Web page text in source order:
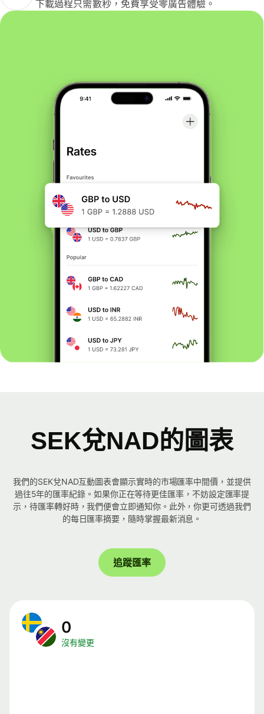
下載過程只需數秒，免費享受零廣告體驗。
SEK兌NAD的圖表
我們的SEK兌NAD互動圖表會顯示實時的市場匯率中間價，並提供
過往5年的匯率紀錄。如果你正在等待更佳匯率，不妨設定匯率提
示，待匯率轉好時，我們便會立即通知你。此外，你更可透過我們
的每日匯率摘要，隨時掌握最新消息。
追蹤匯率
0
沒有變更